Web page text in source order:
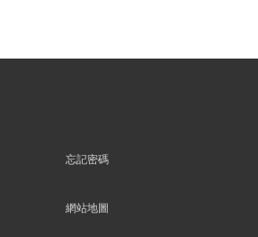
忘記密碼
網站地圖